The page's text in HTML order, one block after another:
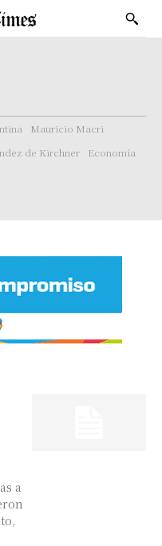
Mauricio Macri
de Kirchner
Economía
a